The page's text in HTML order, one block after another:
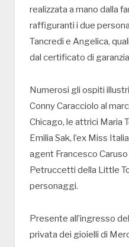
realizzata a mano dalla
raffiguranti i due
Tancredi e Angelica,
dal certificato di
Numerosi gli ospiti
Conny Caracciolo al
Chicago, le attrici Maria
Emilia Sak, l’ex Miss
agent Francesco
Petruccetti della Little
personaggi.
Presente all’ingresso
privata dei gioielli di